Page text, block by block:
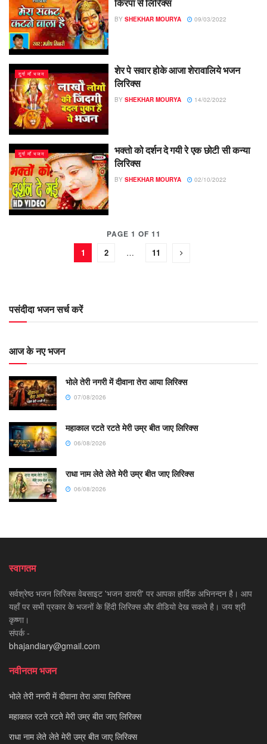
किरपा से लिरिक्स
BY SHEKHAR MOURYA 09/03/2022
दुर्गा माँ भजन
शेर पे सवार होके आजा शेरावालिये भजन
लिरिक्स
BY SHEKHAR MOURYA 14/02/2022
दुर्गा माँ भजन
भक्तो को दर्शन दे गयी रे एक छोटी सी कन्या
लिरिक्स
BY SHEKHAR MOURYA 02/10/2022
PAGE 1 OF 11
1 2 … 11
पसंदीदा भजन सर्च करें
आज के नए भजन
भोले तेरी नगरी में दीवाना तेरा आया लिरिक्स
07/08/2026
महाकाल रटते रटते मेरी उम्र बीत जाए लिरिक्स
06/08/2026
राधा नाम लेते लेते मेरी उम्र बीत जाए लिरिक्स
06/08/2026
स्वागतम
सर्वश्रेष्ठ भजन लिरिक्स वेबसाइट 'भजन डायरी' पर आपका हार्दिक अभिनन्दन है। आप
यहाँ पर सभी प्रकार के भजनों के हिंदी लिरिक्स और वीडियो देख सकते है। जय श्री
कृष्णा।
संपर्क -
bhajandiary@gmail.com
नवीनतम भजन
भोले तेरी नगरी में दीवाना तेरा आया लिरिक्स
महाकाल रटते रटते मेरी उम्र बीत जाए लिरिक्स
राधा नाम लेते लेते मेरी उम्र बीत जाए लिरिक्स